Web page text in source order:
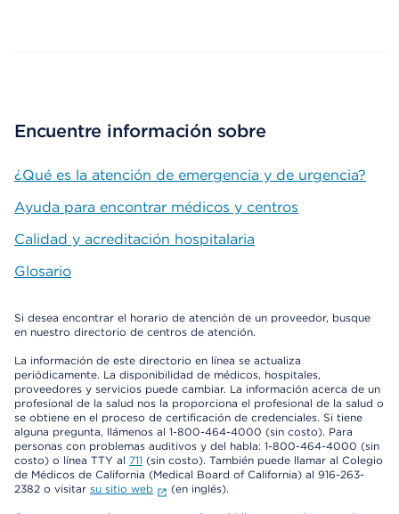
Encuentre información sobre
¿Qué es la atención de emergencia y de urgencia?
Ayuda para encontrar médicos y centros
Calidad y acreditación hospitalaria
Glosario
Si desea encontrar el horario de atención de un proveedor, busque
en nuestro directorio de centros de atención.
La información de este directorio en línea se actualiza
periódicamente. La disponibilidad de médicos, hospitales,
proveedores y servicios puede cambiar. La información acerca de un
profesional de la salud nos la proporciona el profesional de la salud o
se obtiene en el proceso de certificación de credenciales. Si tiene
alguna pregunta, llámenos al 1-800-464-4000 (sin costo). Para
personas con problemas auditivos y del habla: 1-800-464-4000 (sin
costo) o línea TTY al 711 (sin costo). También puede llamar al Colegio
de Médicos de California (Medical Board of California) al 916-263-
2382 o visitar su sitio web (en inglés).